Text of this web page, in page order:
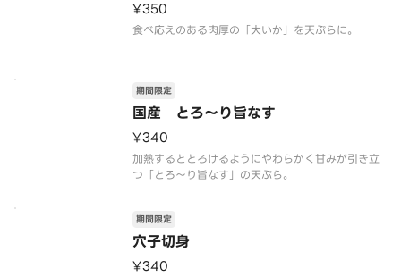
¥350
食べ応えのある肉厚の「大いか」を天ぷらに。
国産 とろ～り旨なす
期間限定
¥340
加熱するととろけるようにやわらかく甘みが引き立
つ「とろ〜り旨なす」の天ぷら。
穴子切身
期間限定
¥340